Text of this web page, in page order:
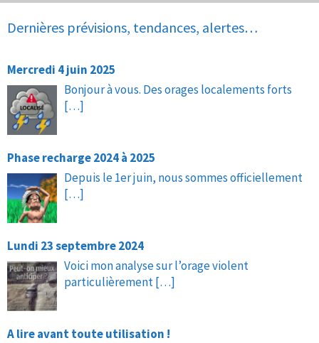
Dernières prévisions, tendances, alertes…
Mercredi 4 juin 2025
Bonjour à vous. Des orages localements forts
[…]
Phase recharge 2024 à 2025
Depuis le 1er juin, nous sommes officiellement
[…]
Lundi 23 septembre 2024
Voici mon analyse sur l’orage violent
particulièrement[…]
A lire avant toute utilisation !